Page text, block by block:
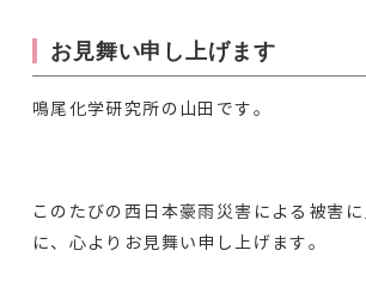
お見舞い申し上げます
鳴尾化学研究所の山田です。
このたびの西日本豪雨災害による被害
に、心よりお見舞い申し上げます。